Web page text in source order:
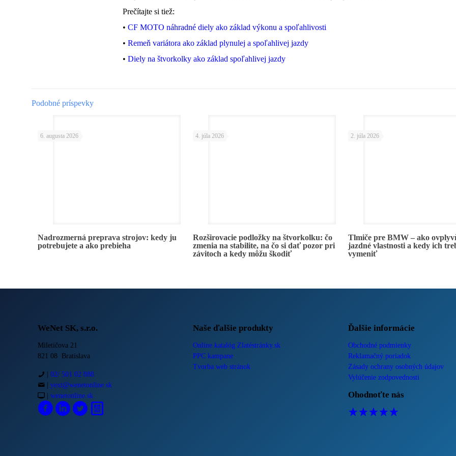
Prečítajte si tiež:
• CF MOTO náhradné diely ako základ výkonu a spoľahlivosti
• Remeň variátora ako základ plynulej a spoľahlivej jazdy
• Diely na štvorkolky ako základ spoľahlivej jazdy
Podobné príspevky
6. augusta 2026
Nadrozmerná preprava strojov: kedy ju
potrebujete a ako prebieha
4. júla 2026
Rozširovacie podložky na štvorkolku: čo
zmenia na stabilite, na čo si dať pozor pri
závitoch a kedy môžu škodiť
2. júla 2026
Tlmiče pre BMW – ako
jazdné vlastnosti a kedy ich
vymeniť
WeNet SK, s.r.o.
Miletičova 21
821 08 Bratislava
02/ 501 02 888
yext@wenetonline.sk
wenetonline.sk
Naše ďalšie produkty
Online katalóg Zlatéstránky.sk
PPC kampane
Tvorba web stránok
Ďalšie informácie
Obchodné podmienky
Reklamačný poriadok
Zásady ochrany osobných údajov
Vylúčenie zodpovednosti
Ohodnoťte nás